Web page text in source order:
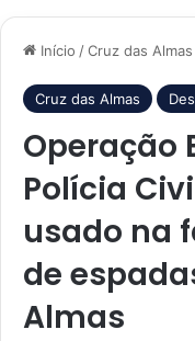
Início /Cruz das Almas
Cruz das Almas
Operação
Polícia
usado na
de
Almas